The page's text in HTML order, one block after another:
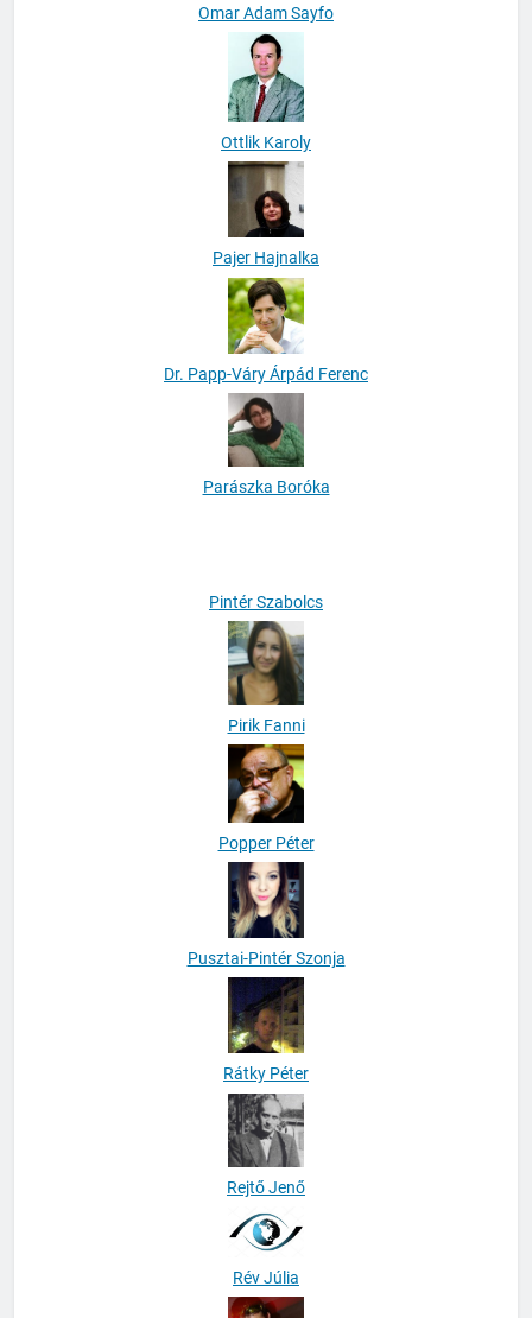
Omar Adam Sayfo
Ottlik Karoly
Pajer Hajnalka
Dr. Papp-Váry Árpád Ferenc
Pintér Szabolcs
Pirik Fanni
Popper Péter
Pusztai-Pintér Szonja
Rátky Péter
Rév Júlia